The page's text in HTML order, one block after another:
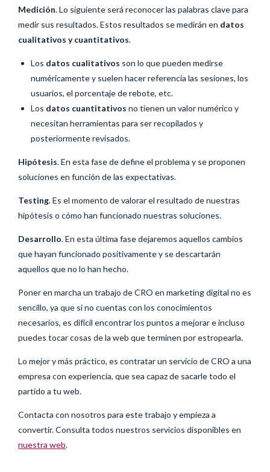
Medición. Lo siguiente será reconocer las palabras clave para
medir sus resultados. Estos resultados se medirán en datos
cualitativos y cuantitativos.
Los datos cualitativos son lo que pueden medirse
numéricamente y suelen hacer referencia las sesiones, los
usuarios, el porcentaje de rebote, etc.
Los datos cuantitativos no tienen un valor numérico y
necesitan herramientas para ser recopilados y
posteriormente revisados.
Hipótesis. En esta fase de define el problema y se proponen
soluciones en función de las expectativas.
Testing. Es el momento de valorar el resultado de nuestras
hipótesis o cómo han funcionado nuestras soluciones.
Desarrollo. En esta última fase dejaremos aquellos cambios
que hayan funcionado positivamente y se descartarán
aquellos que no lo han hecho.
Poner en marcha un trabajo de CRO en marketing digital no es
sencillo, ya que si no cuentas con los conocimientos
necesarios, es difícil encontrar los puntos a mejorar e incluso
puedes tocar cosas de la web que terminen por estropearla.
Lo mejor y más práctico, es contratar un servicio de CRO a una
empresa con experiencia, que sea capaz de sacarle todo el
partido a tu web.
Contacta con nosotros para este trabajo y empieza a
convertir. Consulta todos nuestros servicios disponibles en
nuestra web.